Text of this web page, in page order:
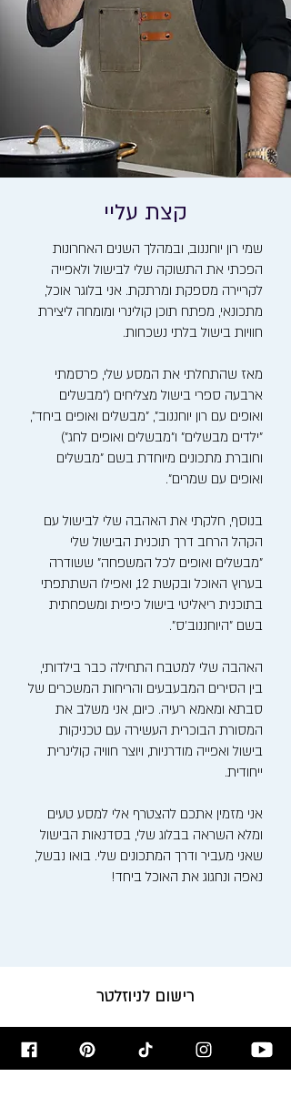
קצת עליי
שמי רון יוחננוב, ובמהלך השנים האחרונות
הפכתי את התשוקה שלי לבישול ולאפייה
לקריירה מספקת ומרתקת. אני בלוגר אוכל,
מתכונאי, מפתח תוכן קולינרי ומומחה ליצירת
חוויות בישול בלתי נשכחות.
מאז שהתחלתי את המסע שלי, פרסמתי
ארבעה ספרי בישול מצליחים ("מבשלים
ואופים עם רון יוחננוב", "מבשלים ואופים ביחד",
"ילדים מבשלים" ו"מבשלים ואופים לחג")
וחוברת מתכונים מיוחדת בשם "מבשלים
ואופים עם שמרים".
בנוסף, חלקתי את האהבה שלי לבישול עם
הקהל הרחב דרך תוכנית הבישול שלי
"מבשלים ואופים לכל המשפחה" ששודרה
בערוץ האוכל ובקשת 12, ואפילו השתתפתי
בתוכנית ריאליטי בישול כיפית ומשפחתית
בשם "היוחננוב'ס".
האהבה שלי למטבח התחילה כבר בילדותי,
בין הסירים המבעבעים והריחות המשכרים של
סבתא ומאמא רעיה. כיום, אני משלב את
המסורת הבוכרית העשירה עם טכניקות
בישול ואפייה מודרניות, ויוצר חוויה קולינרית
ייחודית.
אני מזמין אתכם להצטרף אלי למסע טעים
ומלא השראה בבלוג שלי, בסדנאות הבישול
שאני מעביר ודרך המתכונים שלי. בואו נבשל,
נאפה ונחגוג את האוכל ביחד!
רישום לניוזלטר
הירשמו לניוזלטר לקבלת עדכונים על
המתכונים לפני כולם!